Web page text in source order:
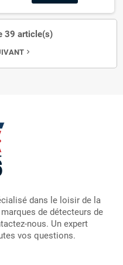
39 article(s)
navigate_next
dans le loisir de la
de détecteurs de
nous. Un expert
vos questions.